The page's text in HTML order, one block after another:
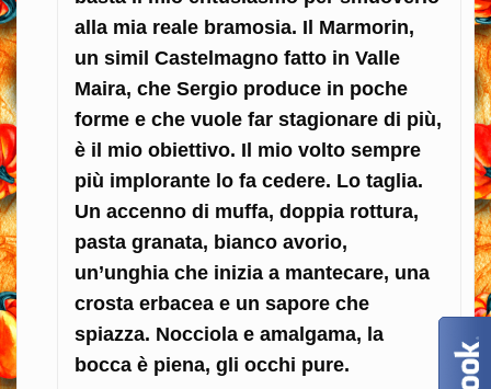
alla mia reale bramosia. Il Marmorin,
un simil Castelmagno fatto in Valle
Maira, che Sergio produce in poche
forme e che vuole far stagionare di più,
è il mio obiettivo. Il mio volto sempre
più implorante lo fa cedere. Lo taglia.
Un accenno di muffa, doppia rottura,
pasta granata, bianco avorio,
un’unghia che inizia a mantecare, una
crosta erbacea e un sapore che
spiazza. Nocciola e amalgama, la
bocca è piena, gli occhi pure.